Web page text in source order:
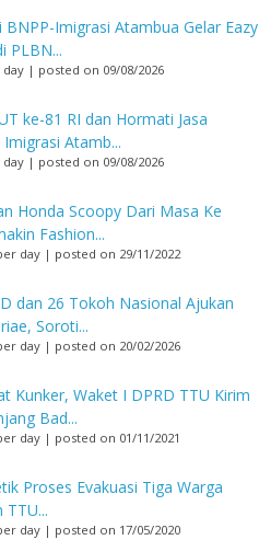
BNPP-Imigrasi Atambua Gelar Eazy
PLBN...
day | posted on 09/08/2026
ke-81 RI dan Hormati Jasa
Atamb...
day | posted on 09/08/2026
Honda Scoopy Dari Masa Ke
Fashion...
day | posted on 29/11/2022
dan 26 Tokoh Nasional Ajukan
Soroti...
day | posted on 20/02/2026
Kunker, Waket I DPRD TTU Kirim
Bad...
day | posted on 01/11/2021
Proses Evakuasi Tiga Warga
TTU...
day | posted on 17/05/2020